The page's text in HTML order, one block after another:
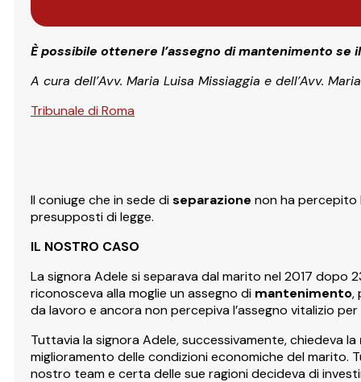
È possibile ottenere l’assegno di mantenimento
A cura dell’Avv. Maria Luisa Missiaggia e dell’Avv.
Tribunale di Roma
Il coniuge che in sede diseparazione non ha percepito
presupposti di legge.
IL NOSTRO CASO
La signora Adele si separava dal marito nel 2017 dopo
riconosceva alla moglie un assegno di mantenimento,
da lavoro e ancora non percepiva l’assegno vitalizio
Tuttavia la signora Adele, successivamente, chiedeva la
miglioramento delle condizioni economiche del marito.
nostro team e certa delle sue ragioni decideva di